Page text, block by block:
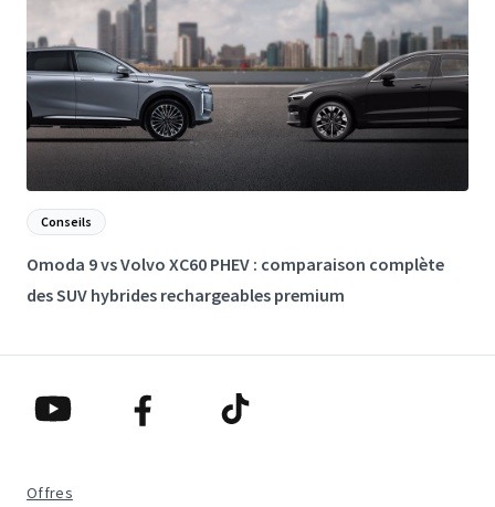
Conseils
Omoda 9 vs Volvo XC60 PHEV : comparaison complète
des SUV hybrides rechargeables premium
Offres